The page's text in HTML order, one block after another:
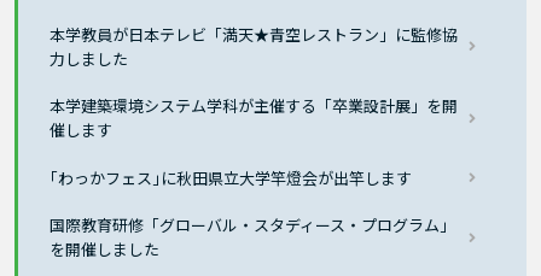
本学教員が日本テレビ「満天★青空レストラン」に監修協
力しました
本学建築環境システム学科が主催する「卒業設計展」を開
催します
｢わっかフェス｣に秋田県立大学竿燈会が出竿します
国際教育研修「グローバル・スタディース・プログラム」
を開催しました